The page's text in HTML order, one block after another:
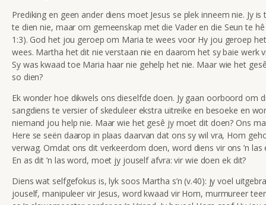
Prediking en geen ander diens moet Jesus se plek inneem nie. Jy
te dien nie, maar om gemeenskap met die Vader en die Seun te hê
1:3). God het jou geroep om Maria te wees voor Hy jou geroep
wees. Martha het dit nie verstaan nie en daarom het sy baie werk
Sy was kwaad toe Maria haar nie gehelp het nie. Maar wie het
so dien?
Ek wonder hoe dikwels ons dieselfde doen. Jy gaan oorboord om
sangdiens te versier of skeduleer ekstra uitreike en besoeke en
niemand jou help nie. Maar wie het gesê jy moet dit doen? Ons
Here se seën daarop in plaas daarvan dat ons sy wil vra, Hom
verwag. Omdat ons dit verkeerdom doen, word diens vir ons ’n las
En as dit ’n las word, moet jy jouself afvra: vir wie doen ek dit?
Diens wat selfgefokus is, lyk soos Martha s’n (v.40): jy voel
jouself, manipuleer vir Jesus, word kwaad vir Hom, murmureer